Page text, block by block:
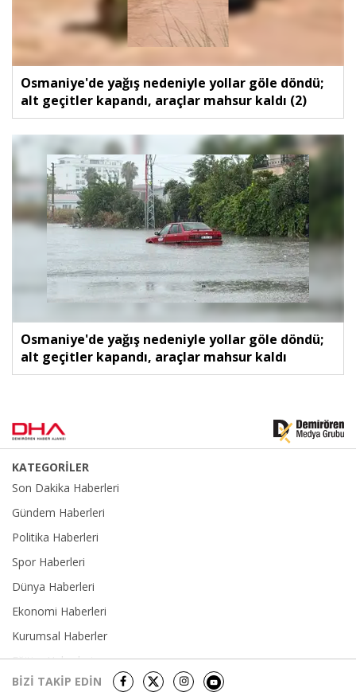
Osmaniye'de yağış nedeniyle yollar göle döndü;
alt geçitler kapandı, araçlar mahsur kaldı (2)
Osmaniye'de yağış nedeniyle yollar göle döndü;
alt geçitler kapandı, araçlar mahsur kaldı
KATEGORİLER
Son Dakika Haberleri
Gündem Haberleri
Politika Haberleri
Spor Haberleri
Dünya Haberleri
Ekonomi Haberleri
Kurumsal Haberler
Eğitim Haberleri
Yerel Haberler
BİZİ TAKİP EDİN